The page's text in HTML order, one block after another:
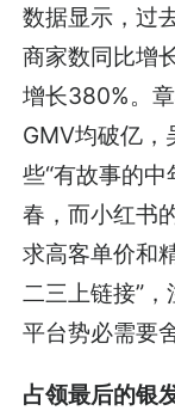
数据显示，过
商家数同比增
增长380%。
GMV均破亿，
些“有故事的
春，而小红书
求高客单价和
二三上链接”
平台势必需要
占领最后的银